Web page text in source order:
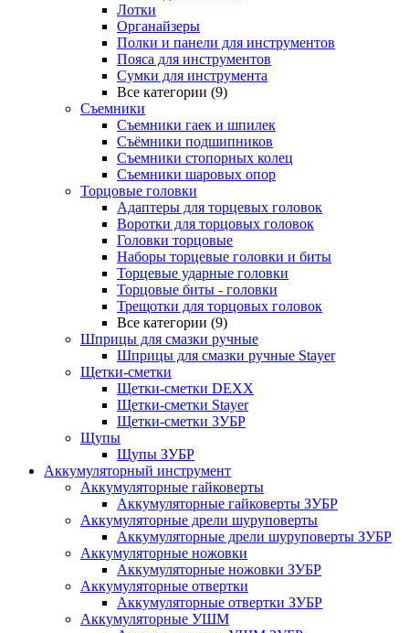
Лотки
Органайзеры
Полки и панели для инструментов
Пояса для инструментов
Сумки для инструмента
Все категории (9)
Съемники
Съемники гаек и шпилек
Съёмники подшипников
Съемники стопорных колец
Съемники шаровых опор
Торцовые головки
Адаптеры для торцевых головок
Воротки для торцовых головок
Головки торцовые
Наборы торцевые головки и биты
Торцевые ударные головки
Торцовые биты - головки
Трещотки для торцовых головок
Все категории (9)
Шприцы для смазки ручные
Шприцы для смазки ручные Stayer
Щетки-сметки
Щетки-сметки DEXX
Щетки-сметки Stayer
Щетки-сметки ЗУБР
Щупы
Щупы ЗУБР
Аккумуляторный инструмент
Аккумуляторные гайковерты
Аккумуляторные гайковерты ЗУБР
Аккумуляторные дрели шуруповерты
Аккумуляторные дрели шуруповерты ЗУБР
Аккумуляторные ножовки
Аккумуляторные ножовки ЗУБР
Аккумуляторные отвертки
Аккумуляторные отвертки ЗУБР
Аккумуляторные УШМ